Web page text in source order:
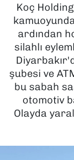
Koç
ardından
silahlı
şubesi ve
bu sabah
otomotiv
Olayda
MAGAZİN
POLİTİKA
SAĞLIK
SPOR
Haber